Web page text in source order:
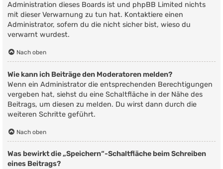
Administration dieses Boards ist und phpBB Limited nichts
mit dieser Verwarnung zu tun hat. Kontaktiere einen
Administrator, sofern du die nicht sicher bist, wieso du
verwarnt wurdest.
Nach oben
Wie kann ich Beiträge den Moderatoren melden?
Wenn ein Administrator die entsprechenden Berechtigungen
vergeben hat, siehst du eine Schaltfläche in der Nähe des
Beitrags, um diesen zu melden. Du wirst dann durch die
weiteren Schritte geführt.
Nach oben
Was bewirkt die „Speichern“-Schaltfläche beim Schreiben
eines Beitrags?